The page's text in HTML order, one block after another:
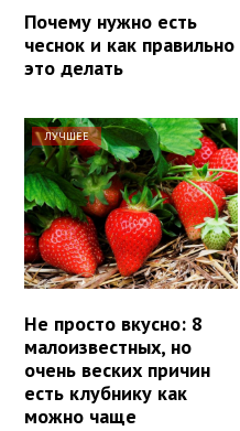
Почему нужно есть
чеснок и как правильно
это делать
ЛУЧШЕЕ
Не просто вкусно: 8
малоизвестных, но
очень веских причин
есть клубнику как
можно чаще